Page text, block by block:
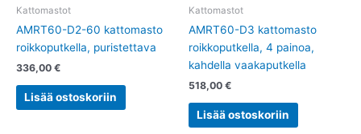
Kattomastot
AMRT60-D2-60 kattomasto
roikkoputkella, puristettava
336,00 €
Lisää ostoskoriin
Kattomastot
AMRT60-D3 kattomasto
roikkoputkella, 4 painoa,
kahdella vaakaputkella
518,00 €
Lisää ostoskoriin